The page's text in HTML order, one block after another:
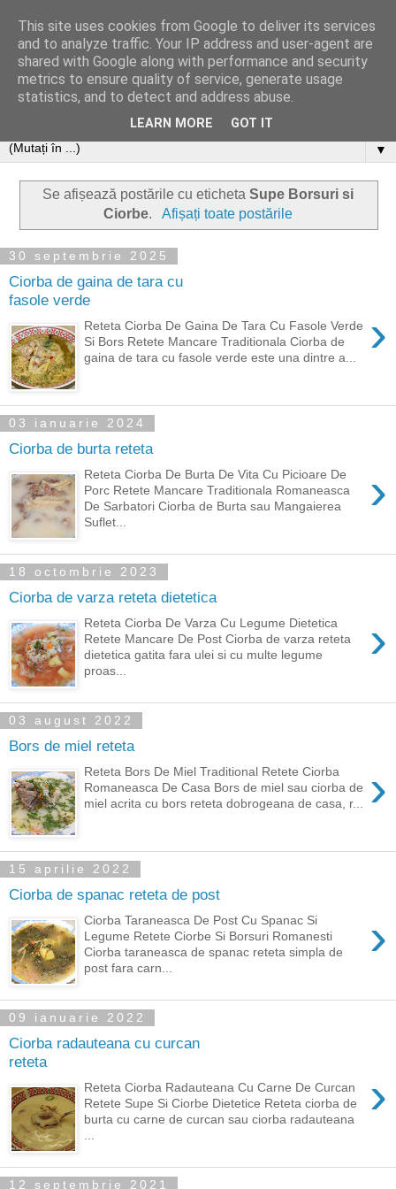
▼
Se afișează postările cu eticheta Supe Borsuri si
Ciorbe. Afișați toate postările
30 septembrie 2025
Ciorba de gaina de tara cu
fasole verde
›
Reteta Ciorba De Gaina De Tara Cu Fasole Verde
Si Bors Retete Mancare Traditionala Ciorba de
gaina de tara cu fasole verde este una dintre a...
03 ianuarie 2024
Ciorba de burta reteta
›
Reteta Ciorba De Burta De Vita Cu Picioare De
Porc Retete Mancare Traditionala Romaneasca
De Sarbatori Ciorba de Burta sau Mangaierea
Suflet...
18 octombrie 2023
Ciorba de varza reteta dietetica
›
Reteta Ciorba De Varza Cu Legume Dietetica
Retete Mancare De Post Ciorba de varza reteta
dietetica gatita fara ulei si cu multe legume
proas...
03 august 2022
Bors de miel reteta
›
Reteta Bors De Miel Traditional Retete Ciorba
Romaneasca De Casa Bors de miel sau ciorba de
miel acrita cu bors reteta dobrogeana de casa, r...
15 aprilie 2022
Ciorba de spanac reteta de post
›
Ciorba Taraneasca De Post Cu Spanac Si
Legume Retete Ciorbe Si Borsuri Romanesti
Ciorba taraneasca de spanac reteta simpla de
post fara carn...
09 ianuarie 2022
Ciorba radauteana cu curcan
reteta
›
Reteta Ciorba Radauteana Cu Carne De Curcan
Retete Supe Si Ciorbe Dietetice Reteta ciorba de
burta cu carne de curcan sau ciorba radauteana
12 septembrie 2021
This site uses cookies from Google to deliver its services
and to analyze traffic. Your IP address and user-agent are
shared with Google along with performance and security
metrics to ensure quality of service, generate usage
statistics, and to detect and address abuse.
LEARN MORE GOT IT